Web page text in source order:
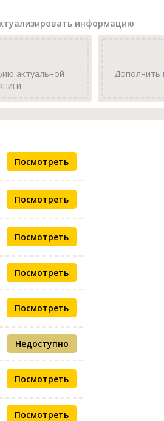
информацию
актуальной
Посмотреть
Посмотреть
Посмотреть
Посмотреть
Посмотреть
Недоступно
Посмотреть
Посмотреть